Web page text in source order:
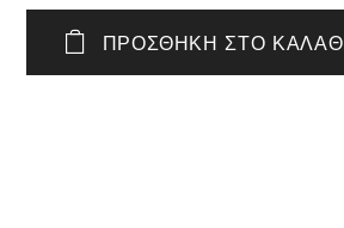
ΠΡΟΣΘΉΚΗ ΣΤΟ ΚΑΛΆΘΙ